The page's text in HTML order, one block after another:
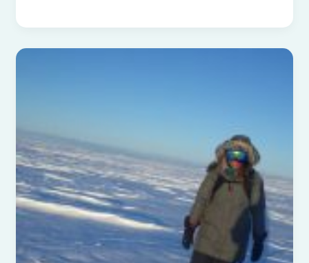
peux
pratiquer
à
seulement
(!!!!)
minutes
de